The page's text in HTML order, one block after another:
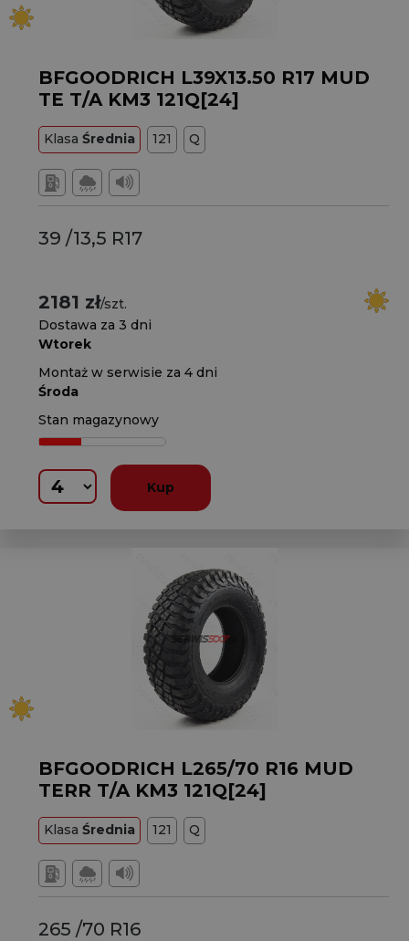
BFGOODRICH L39X13.50 R17 MUD
TE T/A KM3 121Q[24]
KlasaŚrednia 121 Q
39 /13,5 R17
2181 zł/szt.
Dostawa za 3 dni
Wtorek
Montaż w serwisie za 4 dni
Środa
Stan magazynowy
Kup
BFGOODRICH L265/70 R16 MUD
TERR T/A KM3 121Q[24]
KlasaŚrednia 121 Q
265 /70 R16